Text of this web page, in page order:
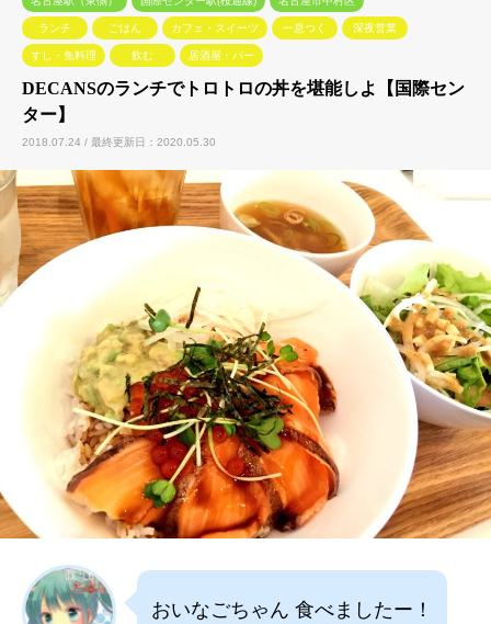
ランチ ごはん カフェ・スイーツ 一息つく 深夜営業
すし・魚料理 飲む 居酒屋・バー
DECANSのランチでトロトロの丼を堪能しよ【国際セン
ター】
2018.07.24 / 最終更新日：2020.05.30
おいなごちゃん 食べましたー！